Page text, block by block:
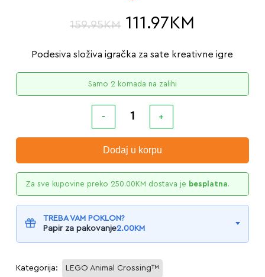
159.95KM 111.97 KM
Podesiva složiva igračka za sate kreativne igre
Samo 2 komada na zalihi
Dodaj u korpu
Za sve kupovine preko 250.00KM dostava je besplatna.
TREBA VAM POKLON?
Papir za pakovanje2.00KM
Kategorija: LEGO Animal Crossing™